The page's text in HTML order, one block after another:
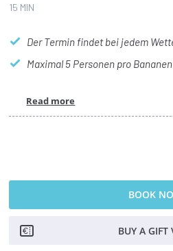
15 MIN
Der Termin findet bei jedem
Maximal 5 Personen pro
Read more
BOOK
BUY A GIFT